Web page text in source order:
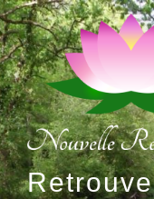
Aller
au
contenu
principal